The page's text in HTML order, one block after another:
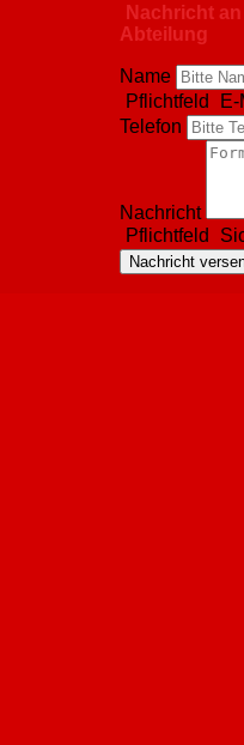
Nachricht
Abteilung
Name
Pflichtfeld
E-
Telefon
Nachricht
Pflichtfeld
Nachricht